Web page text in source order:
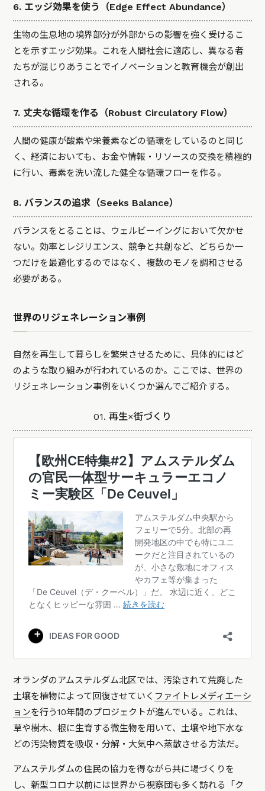
6. エッジ効果を使う（Edge Effect Abundance）
生物の生息地の境界部分が外部からの影響を強く受けるこ
とを示すエッジ効果。これを人間社会に適応し、異なる者
たちが混じりあうことでイノベーションと教育機会が創出
される。
7. 丈夫な循環を作る（Robust Circulatory Flow）
人間の健康が酸素や栄養素などの循環をしているのと同じ
く、経済においても、お金や情報・リソースの交換を積極的
に行い、毒素を洗い流した健全な循環フローを作る。
8. バランスの追求（Seeks Balance）
バランスをとることは、ウェルビーイングにおいて欠かせ
ない。効率とレジリエンス、競争と共創など、どちらか一
つだけを最適化するのではなく、複数のモノを調和させる
必要がある。
世界のリジェネレーション事例
自然を再生して暮らしを繁栄させるために、具体的にはど
のような取り組みが行われているのか。ここでは、世界の
リジェネレーション事例をいくつか選んでご紹介する。
01. 再生×街づくり
オランダのアムステルダム北区では、汚染されて荒廃した
土壌を植物によって回復させていく ファイトレメディエーシ
ョンを行う10年間のプロジェクトが進んでいる。これは、
草や樹木、根に生育する微生物を用いて、土壌や地下水な
どの汚染物質を吸収・分解・大気中へ蒸散させる方法だ。
アムステルダムの住民の協力を得ながら共に場づくりを
し、新型コロナ以前には世界から視察団も多く訪れる「ク